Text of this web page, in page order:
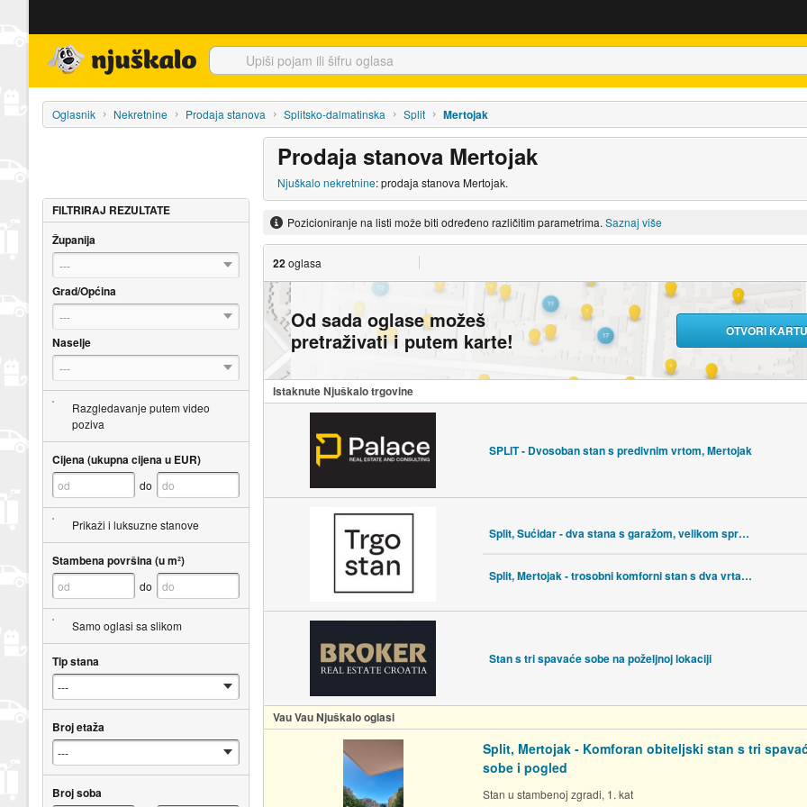
Oglasnik Nekretnine Prodaja stanova Splitsko-dalmatinska Split Mertojak
Prodaja stanova Mertojak
Njuškalo nekretnine: prodaja stanova Mertojak.
Pozicioniranje na listi može biti određeno različitim parametrima. Saznaj više
22oglasa
Od sada oglase možeš
pretraživati i putem karte!
OTVORI KARTU
Istaknute Njuškalo trgovine
SPLIT - Dvosoban stan s predivnim vrtom, Mertojak
Split, Sućidar - dva stana s garažom, velikom spremom i podrumom
Split, Mertojak - trosobni komforni stan s dva vrta, prizemlje
Stan s tri spavaće sobe na poželjnoj lokaciji
Vau Vau Njuškalo oglasi
Split, Mertojak - Komforan obiteljski stan s tri
sobe i pogled
Stan u stambenoj zgradi, 1. kat
FILTRIRAJ REZULTATE
Županija
---
Grad/Općina
---
Naselje
---
Razgledavanje putem video
poziva
Cijena (ukupna cijena u EUR)
do
Prikaži i luksuzne stanove
Stambena površina (u m²)
do
Samo oglasi sa slikom
Tip stana
Broj etaža
Broj soba